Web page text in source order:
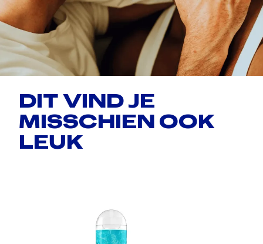
DIT VIND JE
MISSCHIEN OOK
LEUK